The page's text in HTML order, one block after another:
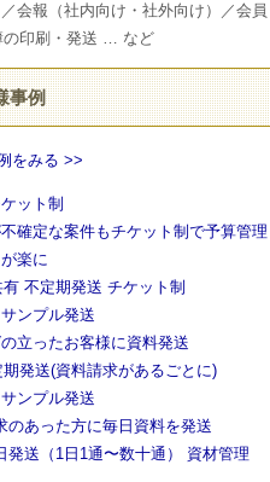
会報（社内向け・社外向け）／会員
の印刷・発送 … など
事例
をみる >>
ット制
確定な案件もチケット制で予算管理
が楽に
有 不定期発送 チケット制
ンプル発送
立ったお客様に資料発送
期発送(資料請求があるごとに)
ンプル発送
のあった方に毎日資料を発送
発送（1日1通〜数十通） 資材管理